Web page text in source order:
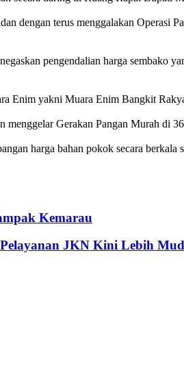
dengan terus menggalakan
pengendalian harga sembako
Enim yakni Muara Enim Bangkit
Gerakan Pangan Murah di
harga bahan pokok secara
Kemarau
JKN Kini Lebih